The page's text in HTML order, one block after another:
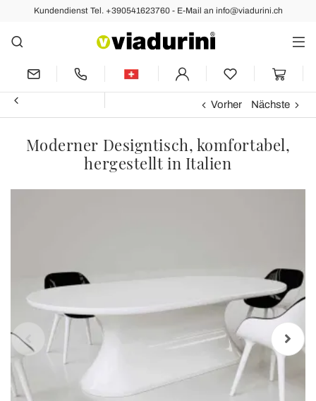
Kundendienst Tel. +390541623760 - E-Mail an info@viadurini.ch
Vorher Nächste
Moderner Designtisch, komfortabel,
hergestellt in Italien